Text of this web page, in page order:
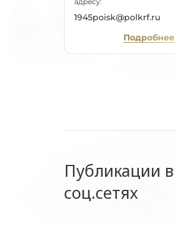
1945poisk@polkrf.ru
Подробнее
Публикации в
соц.сетях